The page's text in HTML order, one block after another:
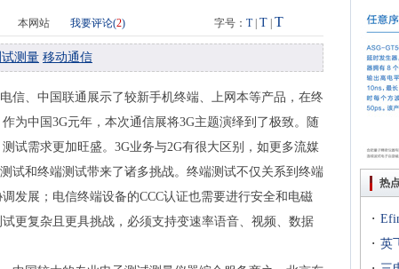
本网站 我要评论(2) 字号： T| T T
测量 移动通信
信、中国联通展示了较新手机终端、上网本等产品，在终
为中国3G元年，本次通信展将3G主题演绎到了极致。随
试需求更加旺盛。3G业务与2G有很大区别，如更多流媒
试和终端测试带来了诸多挑战。终端测试不仅关系到终端
发展；电信终端设备的CCC认证也需要进行安全和电磁
更复杂且更具挑战，必须支持变速率语音、视频、数据
热
·
出
· 英